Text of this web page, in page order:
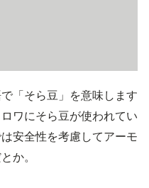
「そら豆」を意味します
ワにそら豆が使われてい
安全性を考慮してアーモ
か。